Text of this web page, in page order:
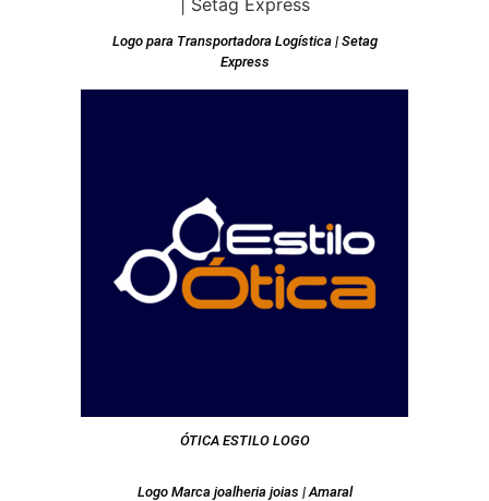
Logo para Transportadora Logística | Setag
Express
ÓTICA ESTILO LOGO
Logo Marca joalheria joias | Amaral